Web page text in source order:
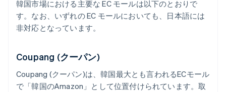
韓国市場における主要な EC モールは以下のとおりで
す。なお、いずれの EC モールにおいても、日本語には
非対応となっています。
Coupang (クーパン)
Coupang (クーパン)は、韓国最大とも言われるECモール
で「韓国のAmazon」として位置付けられています。取